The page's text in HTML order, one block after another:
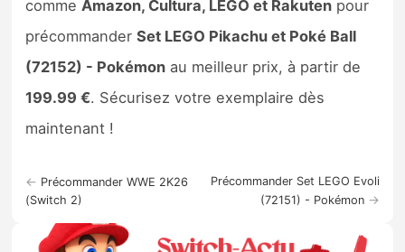
commeAmazon, Cultura, LEGO et Rakuten pour
précommanderSet LEGO Pikachu et Poké Ball
(72152) - Pokémon au meilleur prix, à partir de
199.99 €. Sécurisez votre exemplaire dès
maintenant !
← Précommander WWE 2K26
(Switch 2)
Précommander Set LEGO Evoli
(72151) - Pokémon→